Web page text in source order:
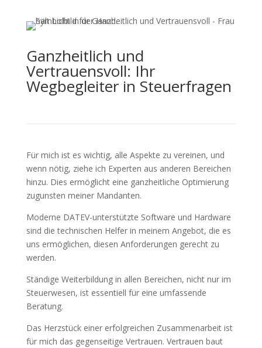
Ganzheitlich und
Vertrauensvoll: Ihr
Wegbegleiter in Steuerfragen
Für mich ist es wichtig, alle Aspekte zu vereinen, und
wenn nötig, ziehe ich Experten aus anderen Bereichen
hinzu. Dies ermöglicht eine ganzheitliche Optimierung
zugunsten meiner Mandanten.
Moderne DATEV-unterstützte Software und Hardware
sind die technischen Helfer in meinem Angebot, die es
uns ermöglichen, diesen Anforderungen gerecht zu
werden.
Ständige Weiterbildung in allen Bereichen, nicht nur im
Steuerwesen, ist essentiell für eine umfassende
Beratung.
Das Herzstück einer erfolgreichen Zusammenarbeit ist
für mich das gegenseitige Vertrauen. Vertrauen baut